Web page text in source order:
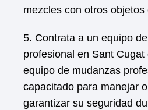
mezcles con otros
5. Contrata a un equipo
profesional en Sant Cugat
equipo de mudanzas
capacitado para manejar
garantizar su seguridad